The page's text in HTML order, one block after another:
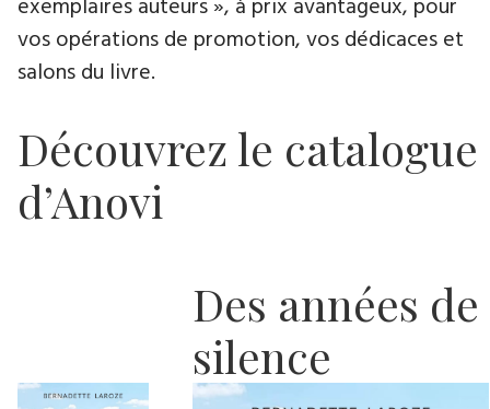
exemplaires auteurs », à prix avantageux, pour
vos opérations de promotion, vos dédicaces et
salons du livre.
Découvrez le catalogue
d’Anovi
Des années de
silence